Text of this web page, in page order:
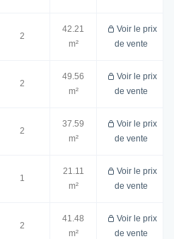
2
42.21
m²
Voir le prix
de vente
2
49.56
m²
Voir le prix
de vente
2
37.59
m²
Voir le prix
de vente
1
21.11
m²
Voir le prix
de vente
2
41.48
m²
Voir le prix
de vente